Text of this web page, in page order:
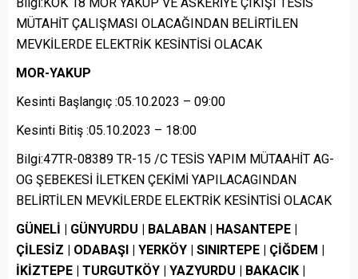
MÜTAHİT ÇALIŞMASI OLACAĞINDAN BELİRTİLEN
MEVKİLERDE ELEKTRİK KESİNTİSİ OLACAK
MOR-YAKUP
Kesinti Başlangıç :05.10.2023 – 09:00
Kesinti Bitiş :05.10.2023 – 18:00
Bilgi:47TR-08389 TR-15 /C TESİS YAPIM MÜTAAHİT AG-
OG ŞEBEKESİ İLETKEN ÇEKİMİ YAPILACAGINDAN
BELİRTİLEN MEVKİLERDE ELEKTRİK KESİNTİSİ OLACAK
GÜNELİ | GÜNYURDU | BALABAN | HASANTEPE |
ÇİLESİZ | ODABAŞI | YERKÖY | SINIRTEPE | ÇİĞDEM |
İKİZTEPE | TURGUTKÖY | YAZYURDU | BAKACIK |